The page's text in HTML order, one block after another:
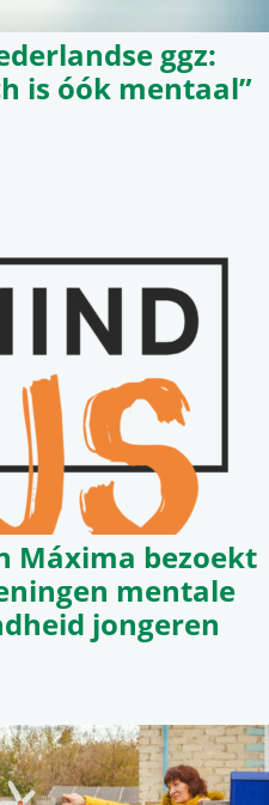
ggz:
is óók mentaal”
Máxima bezoekt
mentale
jongeren